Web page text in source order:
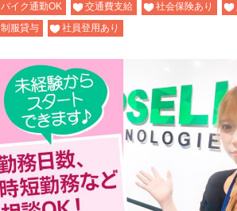
バイク通勤OK
交通費支給 社会保険あり
制服貸与
社員登用あり